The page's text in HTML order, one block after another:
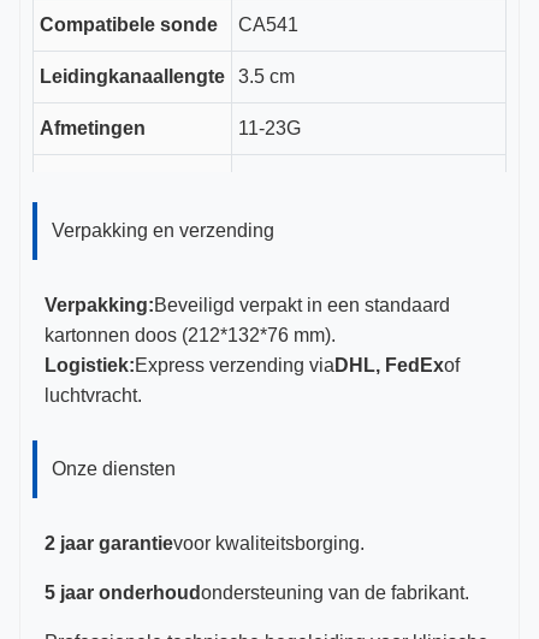
Compatibele sonde CA541
Leidingkanaallengte 3.5 cm
Afmetingen 11-23G
gecertificeerd
Verpakking en verzending
Verpakking:Beveiligd verpakt in een standaard
kartonnen doos (212*132*76 mm).
Logistiek:Express verzending via DHL, FedExof
luchtvracht.
Onze diensten
2 jaar garantievoor kwaliteitsborging.
5 jaar onderhoudondersteuning van de fabrikant.